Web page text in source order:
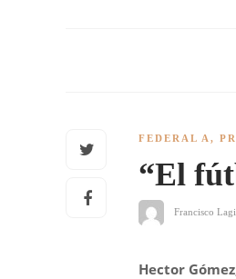
FEDERAL A ,
“El
Francisco
Hector Gómez